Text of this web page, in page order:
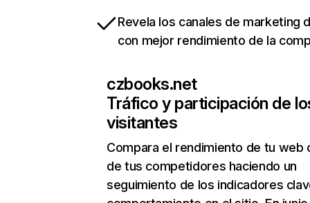
Revela los canales de marketing
con mejor rendimiento de la
czbooks.net
Tráfico y participación de
visitantes
Compara el rendimiento de tu web
de tus competidores haciendo un
seguimiento de los indicadores